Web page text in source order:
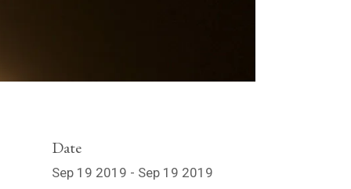
Date
Sep 19 2019 - Sep 19 2019